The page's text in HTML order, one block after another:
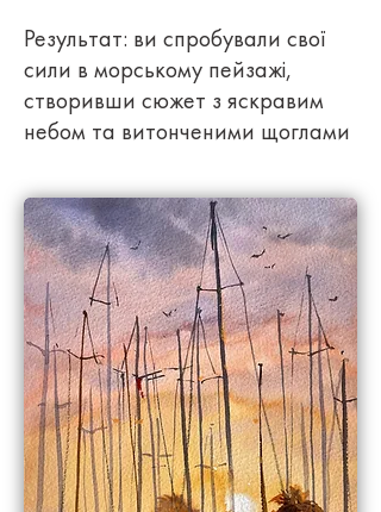
Результат: ви спробували свої
сили в морському пейзажі,
створивши сюжет з яскравим
небом та витонченими щоглами